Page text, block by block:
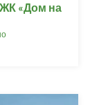
«Дом на